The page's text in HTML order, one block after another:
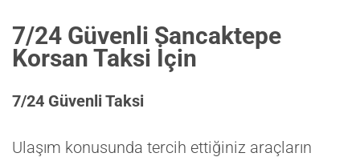
7/24 Güvenli Sancaktepe
Korsan Taksi İçin
7/24 Güvenli Taksi
Ulaşım konusunda tercih ettiğiniz araçların